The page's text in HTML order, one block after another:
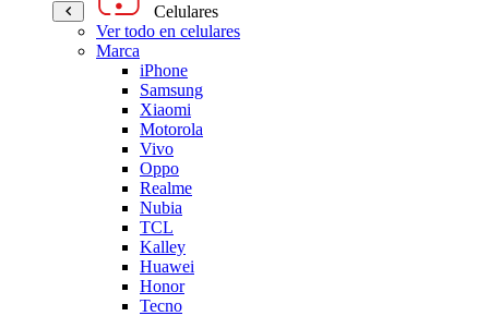
Celulares
Ver todo en celulares
Marca
iPhone
Samsung
Xiaomi
Motorola
Vivo
Oppo
Realme
Nubia
TCL
Kalley
Huawei
Honor
Tecno